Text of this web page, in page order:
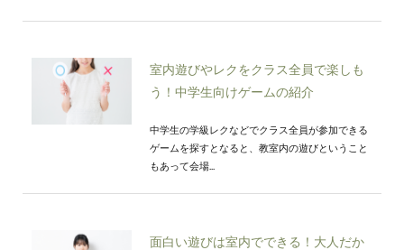
室内遊びやレクをクラス全員で楽しも
う！中学生向けゲームの紹介
中学生の学級レクなどでクラス全員が参加できる
ゲームを探すとなると、教室内の遊びということ
もあって会場...
面白い遊びは室内でできる！大人だか